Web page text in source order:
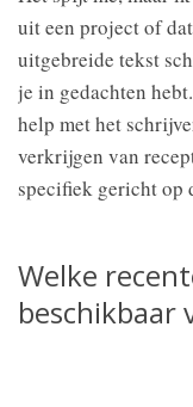
uit een project of
uitgebreide tekst
je in gedachten
help met het
verkrijgen van
specifiek gericht op
Welke
beschikbaar